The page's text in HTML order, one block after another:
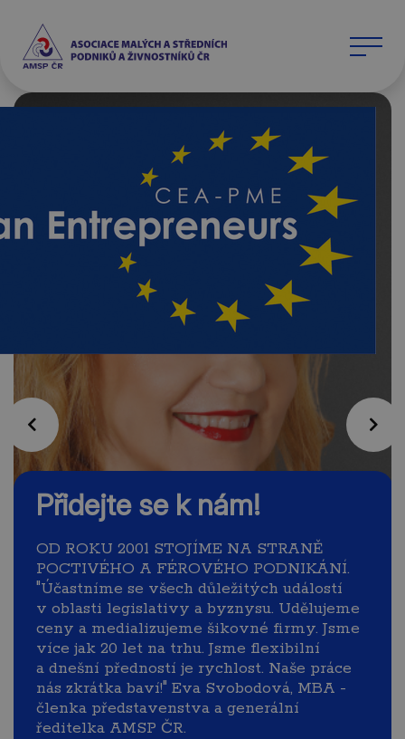
Přidejte se k nám!
OD ROKU 2001 STOJÍME NA STRANĚ
POCTIVÉHO A FÉROVÉHO PODNIKÁNÍ.
"Účastníme se všech důležitých událostí
v oblasti legislativy a byznysu. Udělujeme
ceny a medializujeme šikovné firmy. Jsme
více jak 20 let na trhu. Jsme flexibilní
a dnešní předností je rychlost. Naše práce
nás zkrátka baví!" Eva Svobodová, MBA -
členka představenstva a generální
ředitelka AMSP ČR.
Předchozí